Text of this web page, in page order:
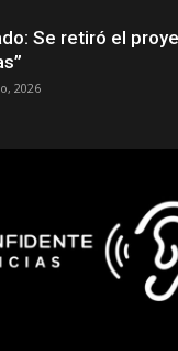
Se retiró el
2026